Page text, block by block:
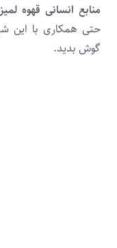
منابع انسانی قهوه لمیز
حتی همکاری با این
گوش بدید.